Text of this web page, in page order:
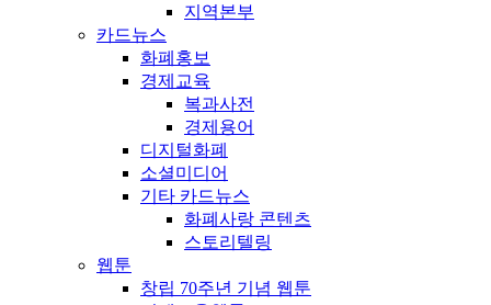
지역본부
카드뉴스
화폐홍보
경제교육
복과사전
경제용어
디지털화폐
소셜미디어
기타 카드뉴스
화폐사랑 콘텐츠
스토리텔링
웹툰
창립 70주년 기념 웹툰